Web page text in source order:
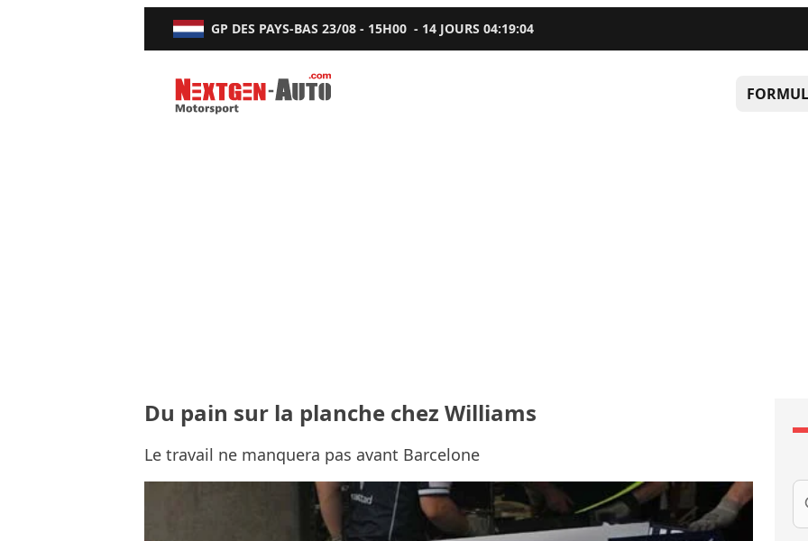
GP DES PAYS-BAS 23/08 - 15H00 - 14 JOURS04:19:03
Nextgen-Auto.com
Du pain sur la planche chez Williams
Le travail ne manquera pas avant Barcelone